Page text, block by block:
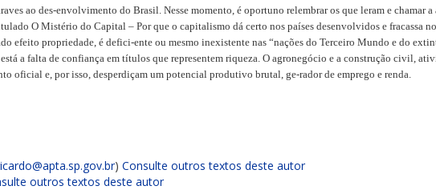
ao des-envolvimento do Brasil. Nesse momento, é oportuno relembrar os que leram e chamar a
O Mistério do Capital – Por que o capitalismo dá certo nos países desenvolvidos e fracassa
efeito propriedade, é defici-ente ou mesmo inexistente nas “nações do Terceiro Mundo e do
a falta de confiança em títulos que representem riqueza. O agronegócio e a construção civil,
oficial e, por isso, desperdiçam um potencial produtivo brutal, ge-rador de emprego e renda.
) Consulte outros textos deste autor
outros textos deste autor